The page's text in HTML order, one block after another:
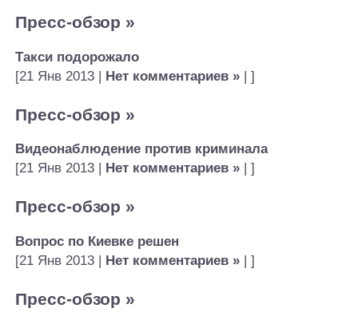
Пресс-обзор »
Такси подорожало
[21 Янв 2013 | Нет комментариев » | ]
Пресс-обзор »
Видеонаблюдение против криминала
[21 Янв 2013 |
Нет комментариев » | ]
Пресс-обзор »
Вопрос по Киевке решен
[21 Янв 2013 | Нет комментариев » | ]
Пресс-обзор »